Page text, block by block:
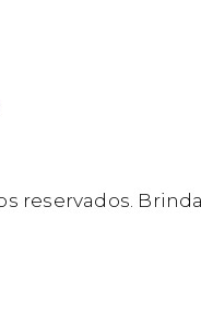
reservados.